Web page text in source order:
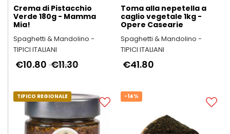
Crema di Pistacchio
Verde 180g - Mamma
Mia!
Spaghetti & Mandolino -
TIPICI ITALIANI
€11.30
€10.80
Toma alla nepetella a
caglio vegetale 1kg -
Opere Casearie
Spaghetti & Mandolino -
TIPICI ITALIANI
€41.80
TIPICO REGIONALE -14%